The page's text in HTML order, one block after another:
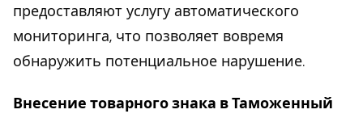
предоставляют услугу автоматического
мониторинга, что позволяет вовремя
обнаружить потенциальное нарушение.
Внесение товарного знака в Таможенный